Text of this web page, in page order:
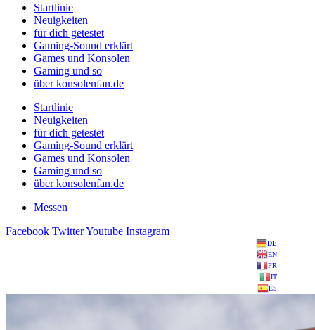
Startlinie
Neuigkeiten
für dich getestet
Gaming-Sound erklärt
Games und Konsolen
Gaming und so
über konsolenfan.de
Startlinie
Neuigkeiten
für dich getestet
Gaming-Sound erklärt
Games und Konsolen
Gaming und so
über konsolenfan.de
Messen
Facebook TwitterYoutube Instagram
DE
EN
FR
IT
ES